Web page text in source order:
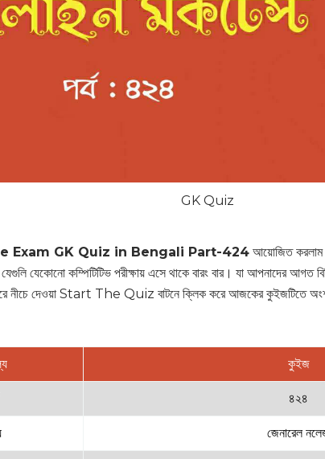
GK Quiz
Exam GK Quiz in Bengali Part-424 আয়োজিত
যেকোনো কম্পিটিটিভ পরীক্ষায় এসে থাকে বারং বার। যা আপনাদের আগত
নীচে দেওয়া Start The Quiz বাটনে ক্লিক করে আজকের কুইজটিতে অংশ
কুইজ
৪২৪
জেনারেল